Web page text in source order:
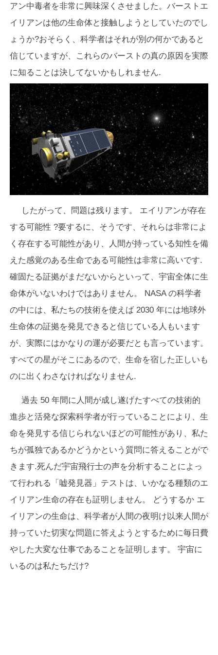
アン中毒者を非常に興味深くさせました。バーストエ
イリアンは他の生命体と接触しようとしていたのでし
ょうか?おそらく、科学者はそれが別の何かであると
信じていますが、これらのバーストの真の原因を実際
に知ることは決してないかもしれません.
したがって、問題は残ります。 エイリアンが存在
する可能性 ?要するに、そうです、それらは非常によ
く存在する可能性があり、人間が持っている知性を備
えた感覚のある生命である可能性は非常に高いです.
確固たる証拠がまだないからといって、宇宙全体に生
命体がいないわけではありません。 NASA の科学者
の中には、私たちの技術を使えば 2030 年には地球外
生命体の証拠を発見できると信じている人もいます
が、実際にはかなりの運が必要だとも言っています。
すべての星がそこにあるので、生命を宿した正しいも
のに出くわさなければなりません.
過去 50 年間に人間が成し遂げたすべての技術的
進歩と活発な探索科学者が行っていることにより、生
命を発見する信じられないほどの可能性があり、私た
ちが孤独であるかどうかという質問に答えることがで
きます.死んだ宇宙飛行士の声を分析することによっ
て行われる「嘘発見器」テストは、いかなる種類のエ
イリアン生命の存在も証明しません。
どう するか エ
イリアンの生命は、科学者が人間の夜明け以来人間が
持っていた切実な問題に答えようとするために毎日費
やした大変な仕事であることを証明します。 宇宙に
いるのは私たちだけ?